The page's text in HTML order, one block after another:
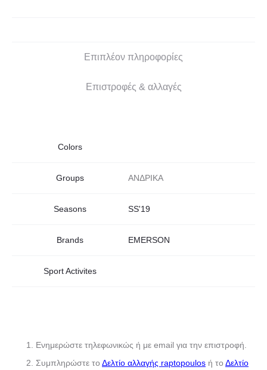
Επιπλέον πληροφορίες
Επιστροφές & αλλαγές
Colors
Groups ΑΝΔΡΙΚΑ
Seasons SS'19
Brands EMERSON
Sport Activites
Ενημερώστε τηλεφωνικώς ή με email για την επιστροφή.
Συμπληρώστε το Δελτίο αλλαγής raptopoulos ή το Δελτίο